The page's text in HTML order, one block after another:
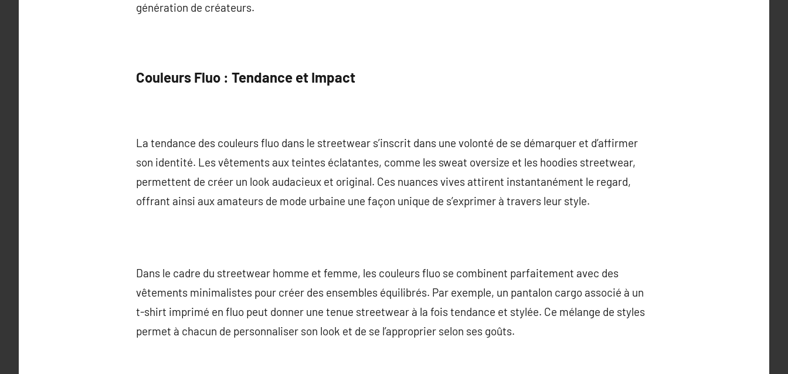
génération de créateurs.
Couleurs Fluo : Tendance et Impact
La tendance des couleurs fluo dans le streetwear s’inscrit dans une volonté de se démarquer et d’affirmer
son identité. Les vêtements aux teintes éclatantes, comme les sweat oversize et les hoodies streetwear,
permettent de créer un look audacieux et original. Ces nuances vives attirent instantanément le regard,
offrant ainsi aux amateurs de mode urbaine une façon unique de s’exprimer à travers leur style.
Dans le cadre du streetwear homme et femme, les couleurs fluo se combinent parfaitement avec des
vêtements minimalistes pour créer des ensembles équilibrés. Par exemple, un pantalon cargo associé à un
t-shirt imprimé en fluo peut donner une tenue streetwear à la fois tendance et stylée. Ce mélange de styles
permet à chacun de personnaliser son look et de se l’approprier selon ses goûts.